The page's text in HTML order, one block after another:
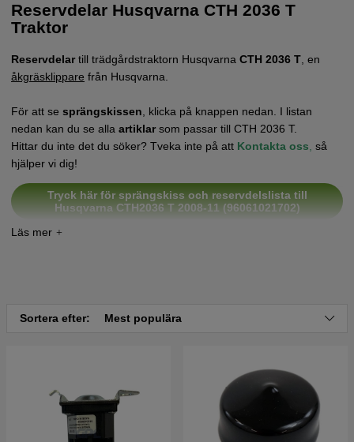
Reservdelar Husqvarna CTH 2036 T
Traktor
Reservdelartill trädgårdstraktorn Husqvarna CTH 2036 T , en
åkgräsklippare från Husqvarna.
För att se sprängskissen , klicka på knappen nedan. I listan
nedan kan du se alla artiklarsom passar till CTH 2036 T.
Hittar du inte det du söker? Tveka inte på att Kontakta oss så
hjälper vi dig!
Tryck här för sprängskiss och reservdelslista till
Husqvarna CTH2036 T 2008-11 (96061021702)
Sortera efter: Mest populära